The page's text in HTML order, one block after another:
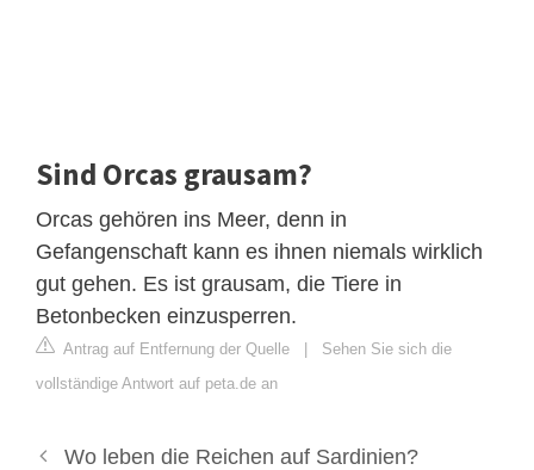
Sind Orcas grausam?
Orcas gehören ins Meer, denn in
Gefangenschaft kann es ihnen niemals wirklich
gut gehen. Es ist grausam, die Tiere in
Betonbecken einzusperren.
Antrag auf Entfernung der Quelle | Sehen Sie sich die
vollständige Antwort auf peta.de an
Wo leben die Reichen auf Sardinien?